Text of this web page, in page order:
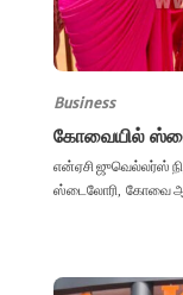
Business
கோவையில்
என்ஏசி ஜுவெல்லர்ஸ்
ஸ்டைலோரி, கோவை